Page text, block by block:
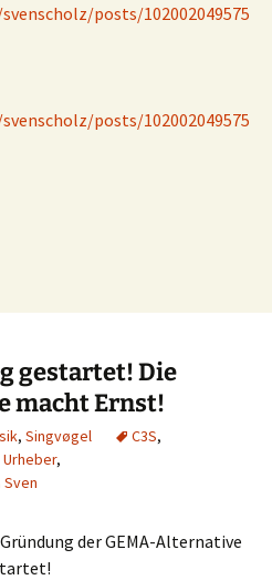
posts/102002049575
posts/102002049575
gestartet! Die
macht Ernst!
, Singvøgel C3S,
Urheber,
Sven
der GEMA-Alternative